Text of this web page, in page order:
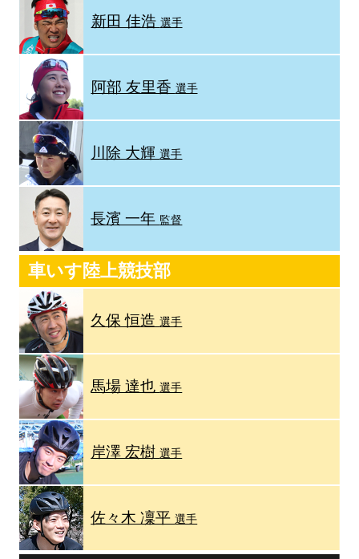
新田 佳浩 選手
阿部 友里香 選手
川除 大輝選手
長濱 一年 監督
車いす陸上競技部
久保 恒造選手
馬場 達也選手
岸澤 宏樹選手
佐々木 凜平選手